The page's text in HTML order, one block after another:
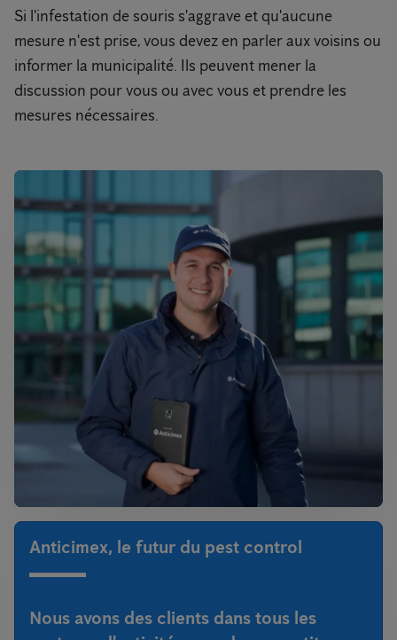
Si l'infestation de souris s'aggrave et qu'aucune
mesure n'est prise, vous devez en parler aux voisins ou
informer la municipalité. Ils peuvent mener la
discussion pour vous ou avec vous et prendre les
mesures nécessaires.
Anticimex, le futur du pest control
Nous avons des clients dans tous les